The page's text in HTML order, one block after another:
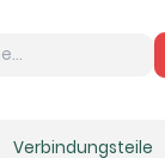
Verbindungsteile